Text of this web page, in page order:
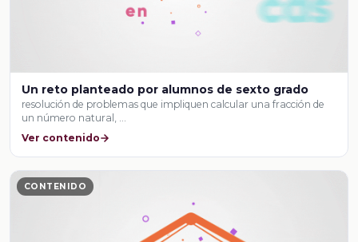
Un reto planteado por alumnos de sexto grado
resolución de problemas que impliquen calcular una fracción de
un número natural, …
Ver contenido
CONTENIDO